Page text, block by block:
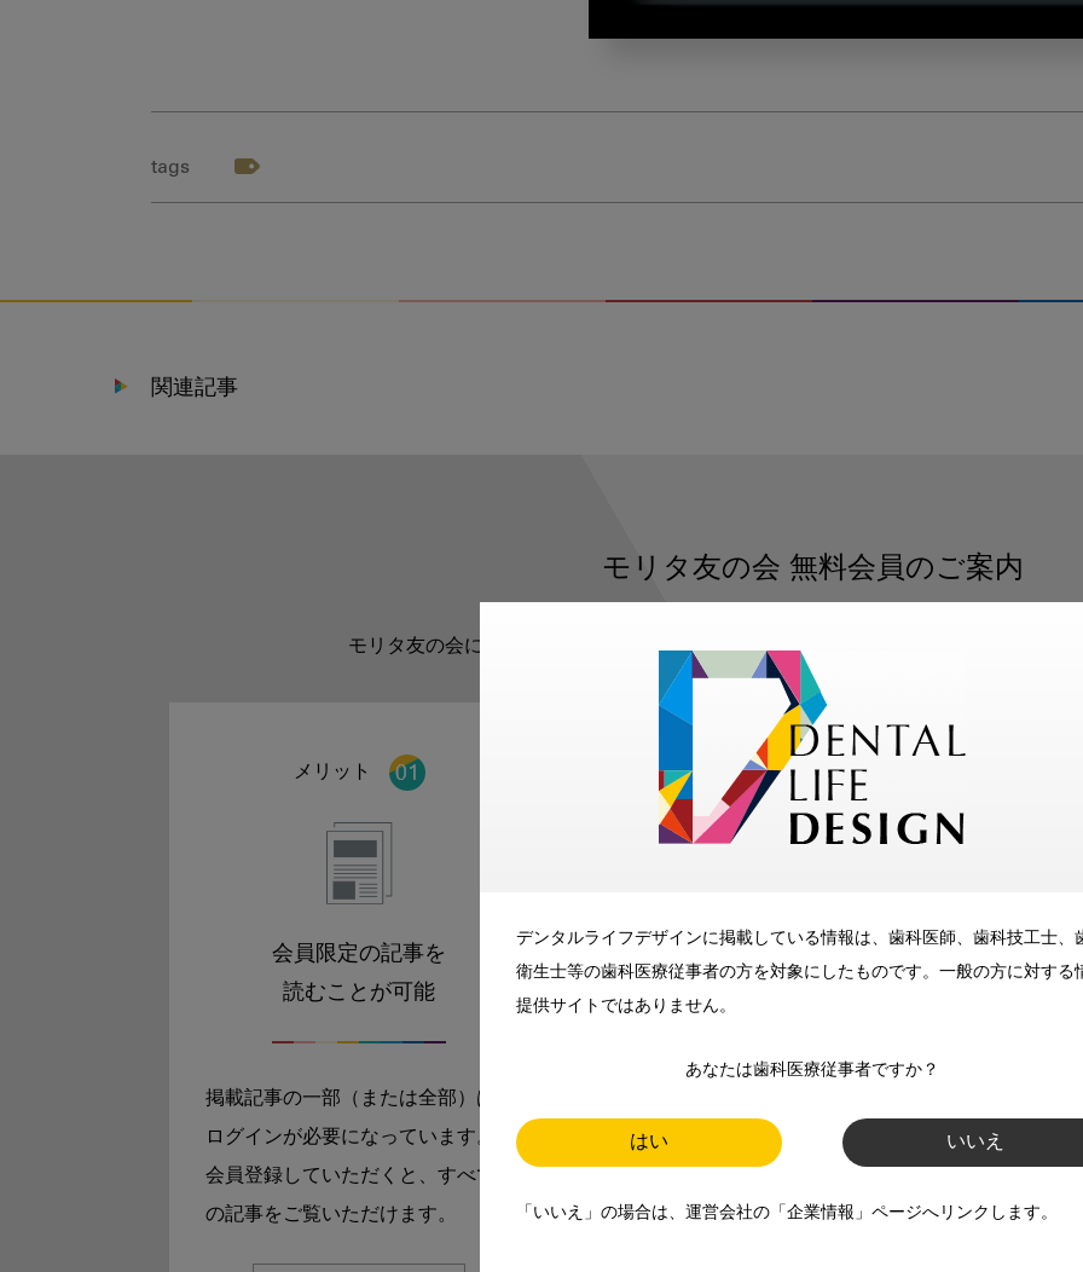
デンタルライフデザインに掲載している情報は、歯科医師、歯科技工士、
衛生士等の歯科医療従事者の方を対象にしたものです。一般の方に対する
提供サイトではありません。
あなたは歯科医療従事者ですか？
はい いいえ
「いいえ」の場合は、運営会社の「企業情報」ページへリンクします。
tags
関連記事
モリタ友の会 無料会員のご案内
モリタ友の会に登録いただくと、デンタルライフデザインをもっと便利にご利用い
メリット
会員限定の記事を
読むことが可能
掲載記事の一部（または全部）は
ログインが必要になっています。
会員登録していただくと、すべて
の記事をご覧いただけます。
メリット
メールマガジンでお届け
師、歯科衛生士、歯科技工士）に
お届けします。